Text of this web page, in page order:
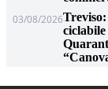
03/08/2026